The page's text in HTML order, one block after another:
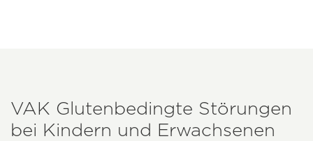
VAK Glutenbedingte Störungen
bei Kindern und Erwachsenen